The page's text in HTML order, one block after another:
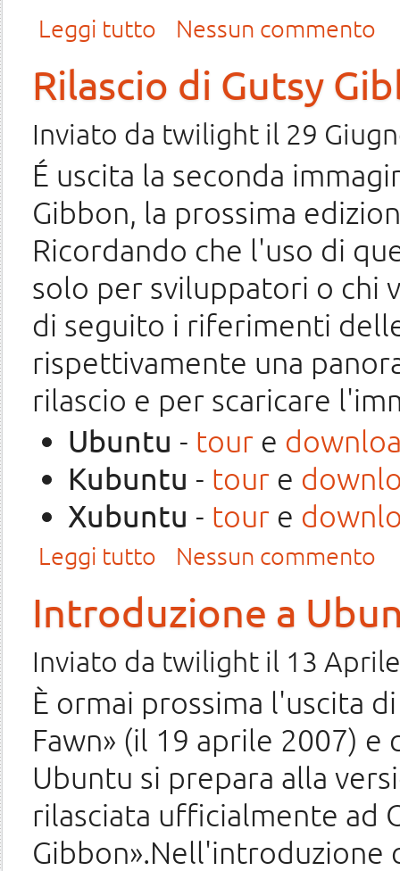
Leggi tutto Nessun commento
Rilascio di Gutsy
Inviato da twilight il 29
É uscita la seconda
Gibbon, la prossima
Ricordando che l'uso di
solo per sviluppatori o chi
di seguito i riferimenti
rispettivamente una
rilascio e per scaricare
Ubuntu - tour e
Kubuntu - tour e
Xubuntu - tour e
Leggi tutto Nessun commento
Introduzione a
Inviato da twilight il 13
È ormai prossima l'uscita
Fawn» (il 19 aprile 2007)
Ubuntu si prepara alla
rilasciata ufficialmente ad